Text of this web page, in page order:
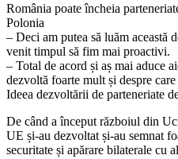
România poate încheia
Polonia
– Deci am putea să luăm această
venit timpul să fim mai proactivi.
– Total de acord și aș mai aduce
dezvoltă foarte mult și despre
Ideea dezvoltării de parteneriate
De când a început războiul din
UE și-au dezvoltat și-au semnat
securitate și apărare bilaterale cu